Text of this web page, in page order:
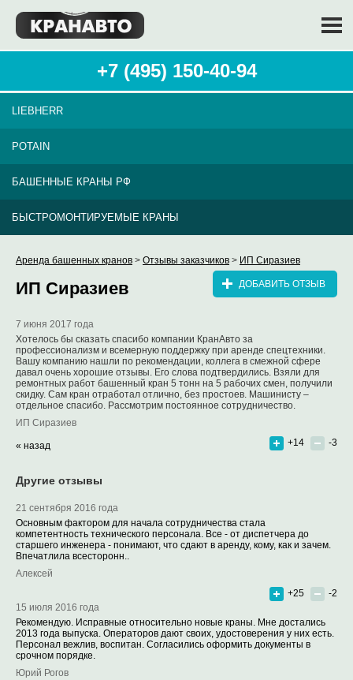
+7 (495) 150-40-94
LIEBHERR
POTAIN
БАШЕННЫЕ КРАНЫ РФ
БЫСТРОМОНТИРУЕМЫЕ КРАНЫ
Аренда башенных кранов > Отзывы заказчиков > ИП Сиразиев
ДОБАВИТЬ ОТЗЫВ
ИП Сиразиев
7 июня 2017 года
Хотелось бы сказать спасибо компании КранАвто за
профессионализм и всемерную поддержку при аренде спецтехники.
Вашу компанию нашли по рекомендации, коллега в смежной сфере
давал очень хорошие отзывы. Его слова подтвердились. Взяли для
ремонтных работ башенный кран 5 тонн на 5 рабочих смен, получили
скидку. Сам кран отработал отлично, без простоев. Машинисту –
отдельное спасибо. Рассмотрим постоянное сотрудничество.
ИП Сиразиев
+14
-3
« назад
Другие отзывы
21 сентября 2016 года
Основным фактором для начала сотрудничества стала
компетентность технического персонала. Все - от диспетчера до
старшего инженера - понимают, что сдают в аренду, кому, как и зачем.
Впечатлила всесторонн..
Алексей
+25
-2
15 июля 2016 года
Рекомендую. Исправные относительно новые краны. Мне достались
2013 года выпуска. Операторов дают своих, удостоверения у них есть.
Персонал вежлив, воспитан. Согласились оформить документы в
срочном порядке.
Юрий Рогов